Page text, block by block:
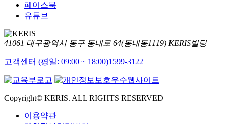
페이스북
유튜브
41061 대구광역시 동구 동내로 64(동내동1119) KERIS빌딩
고객센터 (평일: 09:00 ~ 18:00)1599-3122
Copyright© KERIS. ALL RIGHTS RESERVED
이용약관